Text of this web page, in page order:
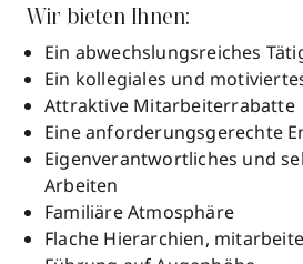
Wir bieten Ihnen:
Ein abwechslungsreiches
Ein kollegiales und
Attraktive Mitarbeiterrabatte
Eine anforderungsgerechte
Eigenverantwortliches und
Arbeiten
Familiäre Atmosphäre
Flache Hierarchien,